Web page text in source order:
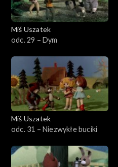
Miś Uszatek
odc. 29 – Dym
Miś Uszatek
odc. 31 – Niezwykłe buciki